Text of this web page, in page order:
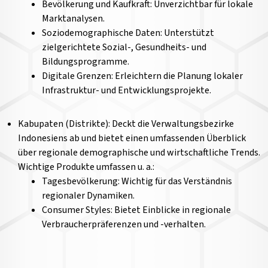
Bevölkerung und Kaufkraft: Unverzichtbar für lokale
Marktanalysen.
Soziodemographische Daten: Unterstützt
zielgerichtete Sozial-, Gesundheits- und
Bildungsprogramme.
Digitale Grenzen: Erleichtern die Planung lokaler
Infrastruktur- und Entwicklungsprojekte.
Kabupaten (Distrikte): Deckt die Verwaltungsbezirke
Indonesiens ab und bietet einen umfassenden Überblick
über regionale demographische und wirtschaftliche Trends.
Wichtige Produkte umfassen u. a.:
Tagesbevölkerung: Wichtig für das Verständnis
regionaler Dynamiken.
Consumer Styles: Bietet Einblicke in regionale
Verbraucherpräferenzen und -verhalten.